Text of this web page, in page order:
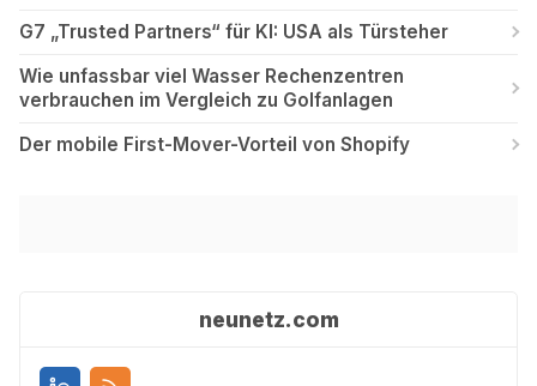
G7 „Trusted Partners“ für KI: USA als Türsteher
Wie unfassbar viel Wasser Rechenzentren
verbrauchen im Vergleich zu Golfanlagen
Der mobile First-Mover-Vorteil von Shopify
neunetz.com